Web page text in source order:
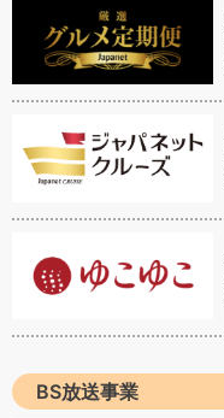
BS放送事業